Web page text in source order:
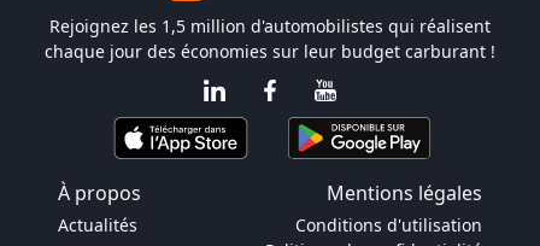
Rejoignez les 1,5 million d'automobilistes qui réalisent
chaque jour des économies sur leur budget carburant !
À propos Mentions légales
Actualités
Conditions d'utilisation